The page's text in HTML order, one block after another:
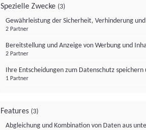
Spezielle Zwecke (3)
Gewährleistung der Sicherheit, Verhinderung
2 Partner
Bereitstellung und Anzeige von Werbung und
2 Partner
Ihre Entscheidungen zum Datenschutz
1 Partner
Features (3)
Abgleichung und Kombination von Daten aus